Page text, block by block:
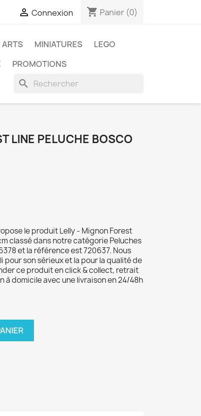
 Connexion shopping_cart Panier (0)
MINIATURES
LEGO
PROMOTIONS
search
LINE PELUCHE BOSCO
le produit Lelly - Mignon Forest
classé dans notre catégorie Peluches
et la référence est 720637. Nous
pour son sérieux et la pour la qualité de
ce produit en click & collect, retrait
à domicile avec une livraison en 24/48h